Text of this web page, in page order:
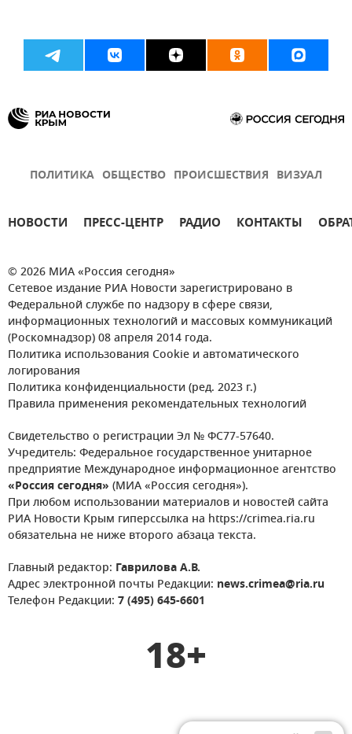
ПОЛИТИКА ОБЩЕСТВО ПРОИСШЕСТВИЯ ВИЗУАЛ
НОВОСТИ ПРЕСС-ЦЕНТР РАДИО КОНТАКТЫ
© 2026 МИА «Россия сегодня»
Сетевое издание РИА Новости зарегистрировано в
Федеральной службе по надзору в сфере связи,
информационных технологий и массовых коммуникаций
(Роскомнадзор) 08 апреля 2014 года.
Политика использования Cookie и автоматического
логирования
Политика конфиденциальности (ред. 2023 г.)
Правила применения рекомендательных технологий
Свидетельство о регистрации Эл № ФС77-57640.
Учредитель: Федеральное государственное унитарное
предприятие Международное информационное агентство
«Россия сегодня» (МИА «Россия сегодня»).
При любом использовании материалов и новостей сайта
РИА Новости Крым гиперссылка на https://crimea.ria.ru
обязательна не ниже второго абзаца текста.
Главный редактор: Гаврилова А.В.
Адрес электронной почты Редакции: news.crimea@ria.ru
Телефон Редакции: 7 (495) 645-6601
18+